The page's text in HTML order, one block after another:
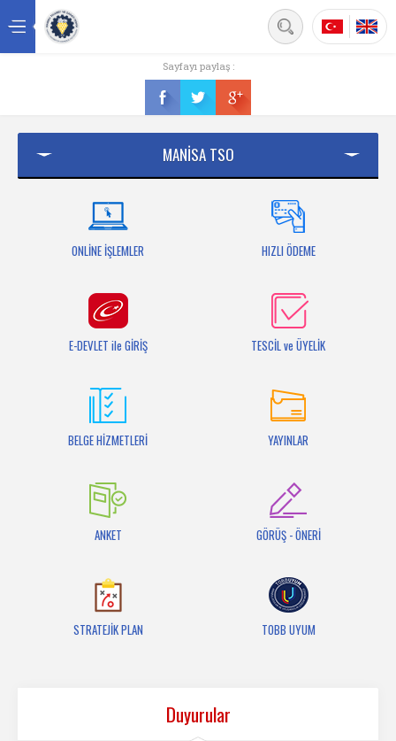
Üyelik
Bilgi Bankası
Sayfayı paylaş :
MANİSA TSO
ONLİNE İŞLEMLER HIZLI ÖDEME
E-DEVLET ile GİRİŞ TESCİL ve ÜYELİK
BELGE HİZMETLERİ YAYINLAR
ANKET GÖRÜŞ - ÖNERİ
STRATEJİK PLAN TOBB UYUM
Duyurular